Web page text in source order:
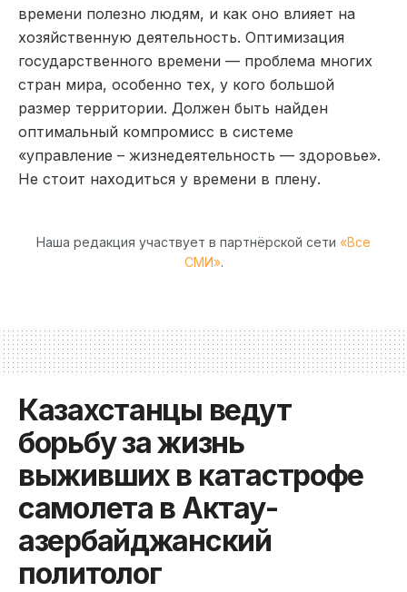
времени полезно людям, и как оно влияет на
хозяйственную деятельность. Оптимизация
государственного времени — проблема многих
стран мира, особенно тех, у кого большой
размер территории. Должен быть найден
оптимальный компромисс в системе
«управление – жизнедеятельность — здоровье».
Не стоит находиться у времени в плену.
Наша редакция участвует в партнёрской сети «Все
СМИ».
Казахстанцы ведут
борьбу за жизнь
выживших в катастрофе
самолета в Актау-
азербайджанский
политолог